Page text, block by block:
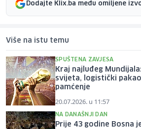
Dodajte Klix.ba među omiljene
Više na istu temu
SPUŠTENA ZAVJESA
Kraj najluđeg
svijeta, logistički
pamćenje
20.07.2026. u 11:57
NA DANAŠNJI DAN
Prije 43 godine Bosna